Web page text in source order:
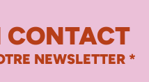
CONTACT
NEWSLETTER *